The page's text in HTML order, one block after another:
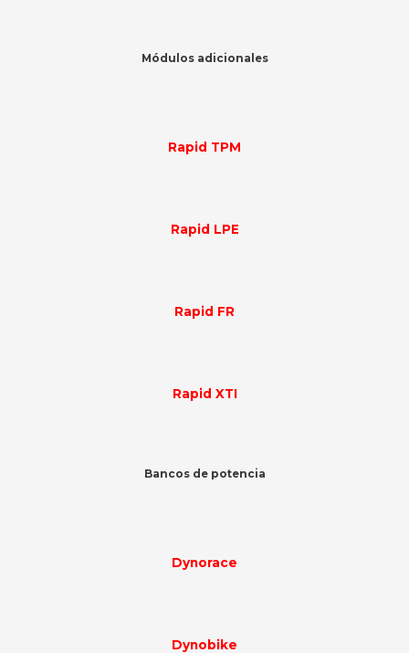
Módulos adicionales
Rapid TPM
Rapid LPE
Rapid FR
Rapid XTI
Bancos de potencia
Dynorace
Dynobike